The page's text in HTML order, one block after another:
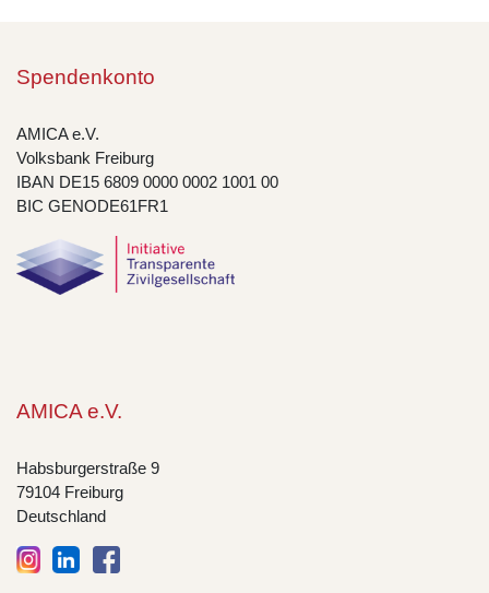
Spendenkonto
AMICA e.V.
Volksbank Freiburg
IBAN DE15 6809 0000 0002 1001 00
BIC GENODE61FR1
AMICA e.V.
Habsburgerstraße 9
79104 Freiburg
Deutschland